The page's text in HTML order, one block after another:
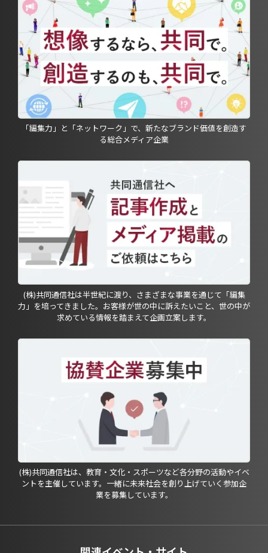
「編集力」と「ネットワーク」で、新たなブランド価値を創造す
る総合メディア企業
(株)共同通信社は半世紀に渡り、さまざまな事業を通じて「編集
力」を培ってきました。お客様が世の中に訴えたいこと、世の中が
求めている情報を踏まえて企画立案します。
(株)共同通信社は、教育・文化・スポーツなど各分野の活動やイベ
ントを主催しています。一緒に未来社会を創り上げていく参加企
業を募集しています。